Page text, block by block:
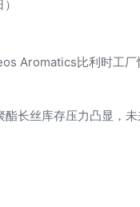
Aromatics比利时工厂
长丝库存压力凸显，